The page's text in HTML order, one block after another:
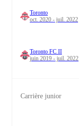
Toronto
oct. 2020 - juil. 2022
Toronto FC II
juin 2019 - juil. 2022
Carrière junior